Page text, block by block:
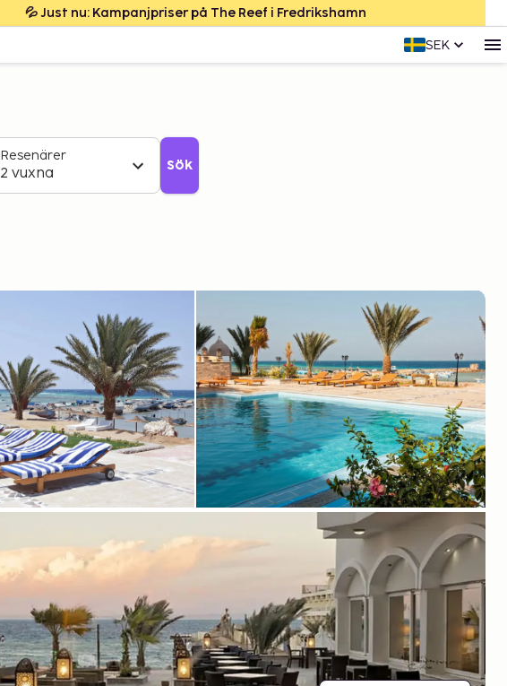
💦 Just nu: Kampanjpriser på The Reef i Fredrikshamn
SEK
Resenärer
2 vuxna Sök